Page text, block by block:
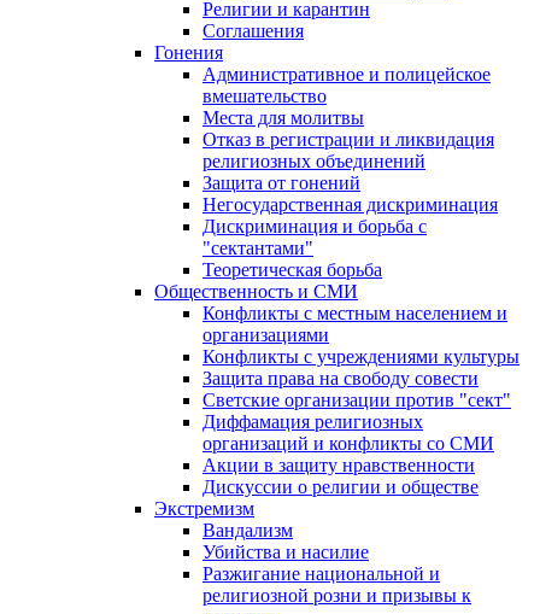
Религии и карантин
Соглашения
Гонения
Административное и полицейское
вмешательство
Места для молитвы
Отказ в регистрации и ликвидация
религиозных объединений
Защита от гонений
Негосударственная дискриминация
Дискриминация и борьба с
"сектантами"
Теоретическая борьба
Общественность и СМИ
Конфликты с местным населением и
организациями
Конфликты с учреждениями культуры
Защита права на свободу совести
Светские организации против "сект"
Диффамация религиозных
организаций и конфликты со СМИ
Акции в защиту нравственности
Дискуссии о религии и обществе
Экстремизм
Вандализм
Убийства и насилие
Разжигание национальной и
религиозной розни и призывы к